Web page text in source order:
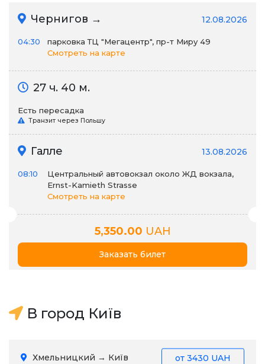
Чернигов → 12.08.2026
04:30
парковка ТЦ "Мегацентр", пр-т Миру 49
Смотреть на карте
27 ч. 40 м.
Есть пересадка
Транзит через Польшу
Галле 13.08.2026
08:10
Центральный автовокзал около ЖД вокзала,
Ernst-Kamieth Strasse
Смотреть на карте
5,350.00 UAH
Заказать билет
В город Київ
Хмельницкий → Київ от 3430 UAH